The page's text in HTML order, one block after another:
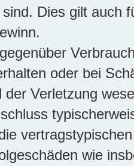
Dies gilt auch
oder bei
der Verletzung
wie